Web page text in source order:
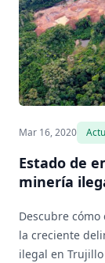
Mar 16, 2020
Estado de
minería
Descubre
la creciente
ilegal en Trujillo